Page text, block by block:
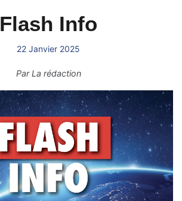
Flash Info
22 Janvier 2025
ParLa rédaction